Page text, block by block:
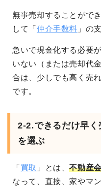
無事売却することがで
して「 仲介手数料 」の
急いで現金化する必要
いない（または売却代
合は、少しでも高く売
です。
2-2.できるだけ早く
を選ぶ
「 買取 」とは、不動産
なって、直接、家やマ